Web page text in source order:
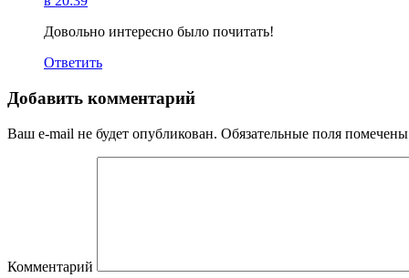
Довольно интересно было почитать!
Ответить
Добавить комментарий
Ваш e-mail не будет опубликован. Обязательные поля
Комментарий